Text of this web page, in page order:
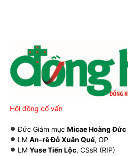
Hội đồng cố vấn
Đức Giám mục Micae Hoàng Đức
LM An-rê Đỗ Xuân Quế, OP
LM Yuse Tiến Lộc, CSsR (RIP)